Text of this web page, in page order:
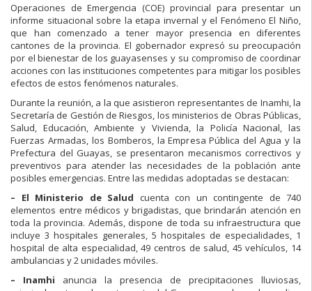
Operaciones de Emergencia (COE) provincial para presentar un
informe situacional sobre la etapa invernal y el Fenómeno El Niño,
que han comenzado a tener mayor presencia en diferentes
cantones de la provincia. El gobernador expresó su preocupación
por el bienestar de los guayasenses y su compromiso de coordinar
acciones con las instituciones competentes para mitigar los posibles
efectos de estos fenómenos naturales.
Durante la reunión, a la que asistieron representantes de Inamhi, la
Secretaría de Gestión de Riesgos, los ministerios de Obras Públicas,
Salud, Educación, Ambiente y Vivienda, la Policía Nacional, las
Fuerzas Armadas, los Bomberos, la Empresa Pública del Agua y la
Prefectura del Guayas, se presentaron mecanismos correctivos y
preventivos para atender las necesidades de la población ante
posibles emergencias. Entre las medidas adoptadas se destacan:
– El Ministerio de Salud cuenta con un contingente de 740
elementos entre médicos y brigadistas, que brindarán atención en
toda la provincia. Además, dispone de toda su infraestructura que
incluye 3 hospitales generales, 5 hospitales de especialidades, 1
hospital de alta especialidad, 49 centros de salud, 45 vehículos, 14
ambulancias y 2 unidades móviles.
– Inamhi anuncia la presencia de precipitaciones lluviosas,